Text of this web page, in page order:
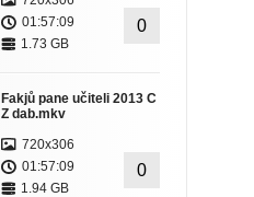
01:57:09
1.73 GB
0
Fakjů pane učiteli 2013 C
Z dab.mkv
720x306
01:57:09
1.94 GB
0